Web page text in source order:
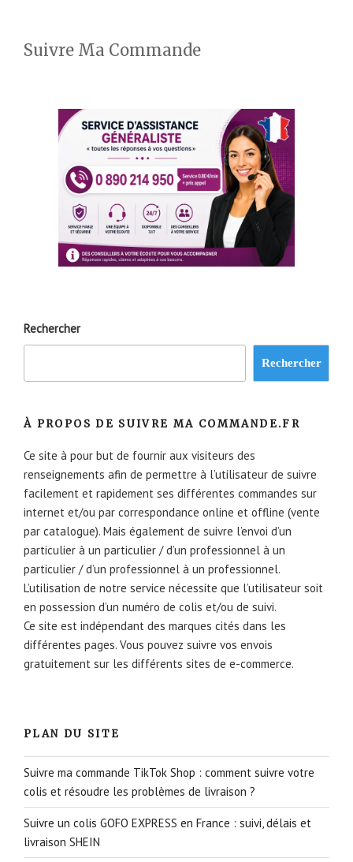
Suivre Ma Commande
Rechercher
Rechercher
À PROPOS DE SUIVRE MA COMMANDE.FR
Ce site à pour but de fournir aux visiteurs des
renseignements afin de permettre à l’utilisateur de suivre
facilement et rapidement ses différentes commandes sur
internet et/ou par correspondance online et offline (vente
par catalogue). Mais également de suivre l’envoi d’un
particulier à un particulier / d’un professionnel à un
particulier / d’un professionnel à un professionnel.
L’utilisation de notre service nécessite que l’utilisateur soit
en possession d’un numéro de colis et/ou de suivi.
Ce site est indépendant des marques cités dans les
différentes pages. Vous pouvez suivre vos envois
gratuitement sur les différents sites de e-commerce.
PLAN DU SITE
Suivre ma commande TikTok Shop : comment suivre votre
colis et résoudre les problèmes de livraison ?
Suivre un colis GOFO EXPRESS en France : suivi, délais et
livraison SHEIN